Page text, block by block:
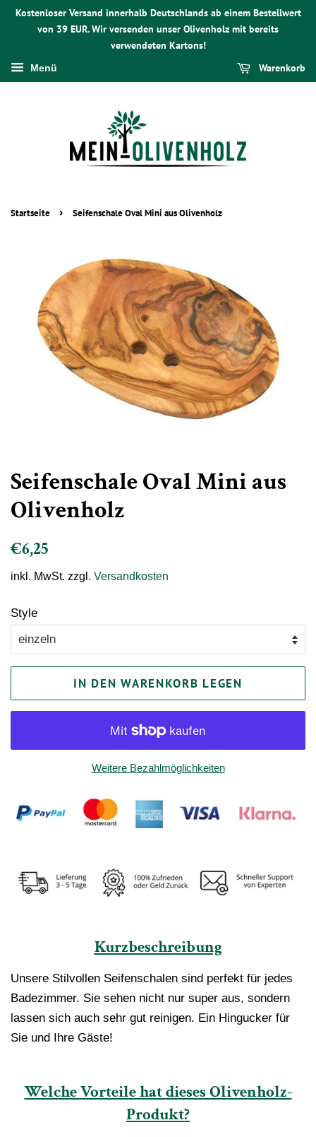
Kostenloser Versand innerhalb Deutschlands ab einem Bestellwert
von 39 EUR. Wir versenden unser Olivenholz mit bereits
verwendeten Kartons!
Menü Warenkorb
Startseite › Seifenschale Oval Mini aus Olivenholz
Seifenschale Oval Mini aus
Olivenholz
Normaler
€6,25
inkl. MwSt. zzgl. Versandkosten
Style
IN DEN WARENKORB LEGEN
Weitere Bezahlmöglichkeiten
Kurzbeschreibung
Unsere Stilvollen Seifenschalen sind perfekt für jedes
Badezimmer. Sie sehen nicht nur super aus, sondern
lassen sich auch sehr gut reinigen. Ein Hingucker für
Sie und Ihre Gäste!
Welche Vorteile hat dieses Olivenholz-
Produkt?